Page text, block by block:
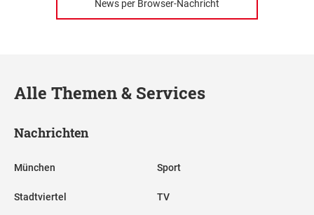
News per Browser-Nachricht
Alle Themen & Services
Nachrichten
München
Stadtviertel
Sport
TV